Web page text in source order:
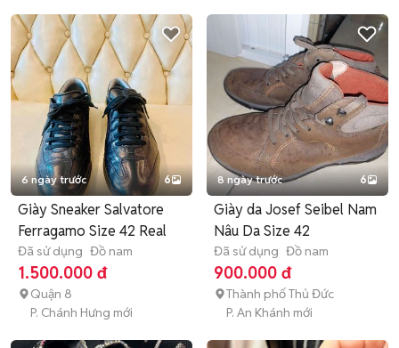
6 ngày trước 6
Giày Sneaker Salvatore
Ferragamo Size 42 Real
Đã sử dụng Đồ nam
1.500.000 đ
Quận 8
P. Chánh Hưng mới
8 ngày trước 6
Giày da Josef Seibel Nam
Nâu Da Size 42
Đã sử dụng Đồ nam
900.000 đ
Thành phố Thủ Đức
P. An Khánh mới